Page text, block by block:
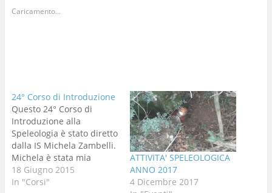
Caricamento...
24° Corso di Introduzione
Questo 24° Corso di
Introduzione alla
Speleologia è stato diretto
dalla IS Michela Zambelli.
Michela è stata mia
allieva al 17° Corso di
Introduzione, e adesso ci
18 Giugno 2015
In "Corsi"
ATTIVITA' SPELEOLOGICA
ANNO 2017
4 Dicembre 2017